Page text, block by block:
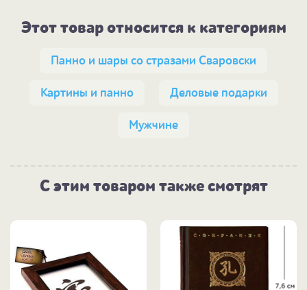
Этот товар относится к категориям
Панно и шары со стразами Сваровски
Картины и панно Деловые подарки
Мужчине
С этим товаром также смотрят